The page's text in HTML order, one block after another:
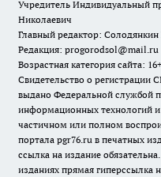
Учредитель Индивидуальный
Николаевич
Главный редактор:
Редакция: progorodsol@mail.ru
Возрастная категория сайта: 16+
Свидетельство о регистрации
выдано Федеральной службой
информационных технологий
частичном или полном
портала pgr76.ru в печатных
ссылка на издание
изданиях прямая гиперссылка